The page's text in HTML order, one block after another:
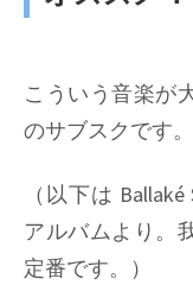
こういう音楽が
のサブスクです
（以下は
アルバムより。
定番です。）